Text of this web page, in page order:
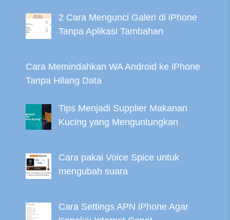
2 Cara Mengunci Galeri di iPhone
Tanpa Aplikasi Tambahan
Cara Memindahkan WA Android ke iPhone
Tanpa Hilang Data
Tips Menjadi Supplier Makanan
Kucing yang Menguntungkan
Cara pakai Voice Spice untuk
mengubah suara
Cara Settings APN iPhone Agar